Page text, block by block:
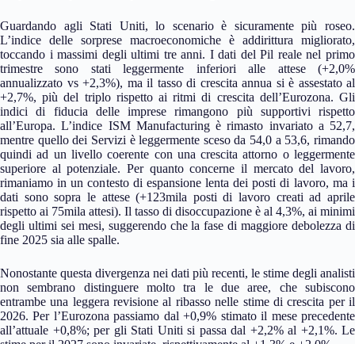
Guardando agli Stati Uniti, lo scenario è sicuramente più roseo.
L’indice delle sorprese macroeconomiche è addirittura migliorato,
toccando i massimi degli ultimi tre anni. I dati del Pil reale nel primo
trimestre sono stati leggermente inferiori alle attese (+2,0%
annualizzato vs +2,3%), ma il tasso di crescita annua si è assestato al
+2,7%, più del triplo rispetto ai ritmi di crescita dell’Eurozona. Gli
indici di fiducia delle imprese rimangono più supportivi rispetto
all’Europa. L’indice ISM Manufacturing è rimasto invariato a 52,7,
mentre quello dei Servizi è leggermente sceso da 54,0 a 53,6, rimando
quindi ad un livello coerente con una crescita attorno o leggermente
superiore al potenziale. Per quanto concerne il mercato del lavoro,
rimaniamo in un contesto di espansione lenta dei posti di lavoro, ma i
dati sono sopra le attese (+123mila posti di lavoro creati ad aprile
rispetto ai 75mila attesi). Il tasso di disoccupazione è al 4,3%, ai minimi
degli ultimi sei mesi, suggerendo che la fase di maggiore debolezza di
fine 2025 sia alle spalle.
Nonostante questa divergenza nei dati più recenti, le stime degli analisti
non sembrano distinguere molto tra le due aree, che subiscono
entrambe una leggera revisione al ribasso nelle stime di crescita per il
2026. Per l’Eurozona passiamo dal +0,9% stimato il mese precedente
all’attuale +0,8%; per gli Stati Uniti si passa dal +2,2% al +2,1%. Le